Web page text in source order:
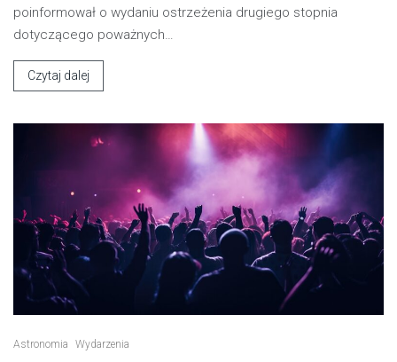
poinformował o wydaniu ostrzeżenia drugiego stopnia
dotyczącego poważnych…
Czytaj dalej
Astronomia Wydarzenia